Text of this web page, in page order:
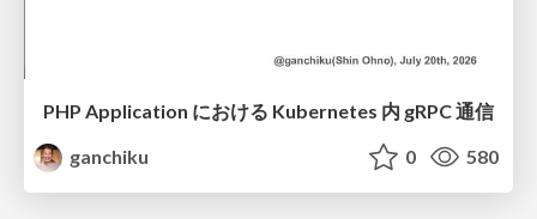
PHP Application における Kubernetes 内 gRPC 通信
ganchiku
0 580